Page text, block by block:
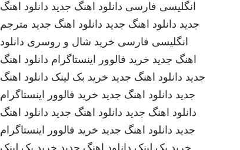
انگلیسی فارسی دانلود اهنگ جدید دانلود اهنگ
جدید دانلود اهنگ جدید دانلود اهنگ جدید مترجم
انگلیسی فارسی خرید شال و روسری دانلود
اهنگ جدید خرید فالوور اینستاگرام دانلود اهنگ
جدید دانلود اهنگ جدید خرید بک لینک دانلود اهنگ
جدید دانلود اهنگ جدید خرید فالوور اینستاگرام
دانلود اهنگ جدید دانلود اهنگ جدید دانلود اهنگ
جدید دانلود اهنگ جدید خرید فالوور اینستاگرام
خرید بک لینک دانلود اهنگ جدید خرید بک لینک